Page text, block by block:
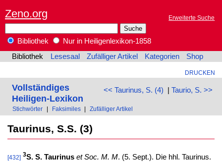
Zeno.org Erweiterte Suche
Bibliothek
Nur in Heiligenlexikon-1858
Bibliothek
Lesesaal Zufälliger Artikel Kategorien Shop
DRUCKEN
<< Taurinus, S. (4) | Taurio, S. >>
Vollständiges
Heiligen-Lexikon
Stichwörter Faksimiles Zufälliger Artikel
Taurinus, S.S. (3)
[432] 3S. S. Taurinus et Soc. M. M. (5. Sept.). Die hhl. Taurinus.